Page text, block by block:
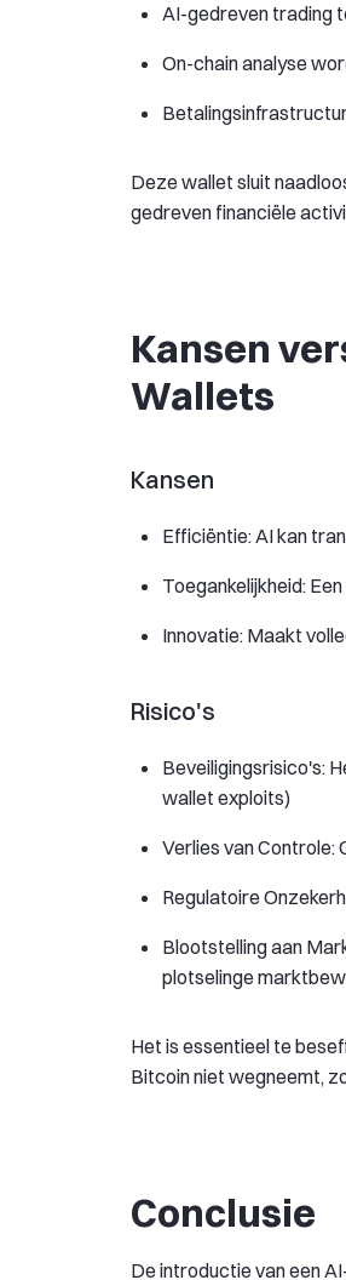
AI-gedreven trading
On-chain analyse
Deze wallet sluit
gedreven financiële
Kansen
Wallets
Kansen
Efficiëntie: AI kan
Toegankelijkheid:
Innovatie: Maakt
Risico's
Beveiligingsrisico's:
wallet exploits)
Verlies van Controle:
Regulatoire
Blootstelling aan
plotselinge
Het is essentieel te
Bitcoin niet wegneemt,
Conclusie
De introductie van een